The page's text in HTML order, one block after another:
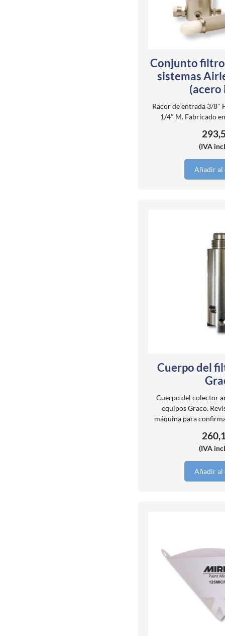
Conjunto filtro
sistemas
(acero
Racor de entrada 3/8″
1/4″ M. Fabricado
(IVA
Añadir
Cuerpo del
Cuerpo del colector
equipos Graco.
máquina para
(IVA
Añadir